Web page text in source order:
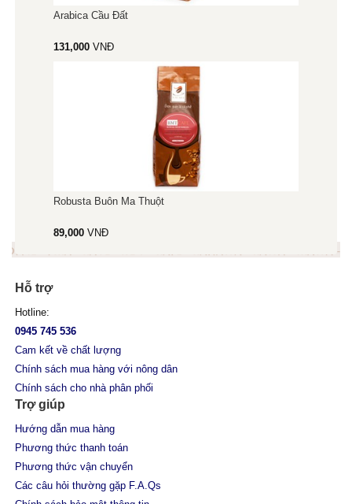
Arabica Cầu Đất
131,000 VNĐ
Robusta Buôn Ma Thuột
89,000 VNĐ
Hỗ trợ
Hotline:
0945 745 536
Cam kết về chất lượng
Chính sách mua hàng với nông dân
Chính sách cho nhà phân phối
Trợ giúp
Hướng dẫn mua hàng
Phương thức thanh toán
Phương thức vận chuyển
Các câu hỏi thường gặp F.A.Qs